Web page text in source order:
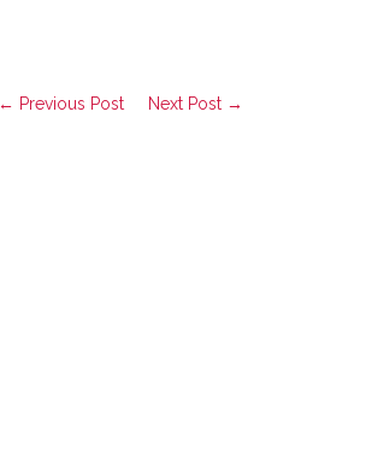
← Previous Post Next Post →